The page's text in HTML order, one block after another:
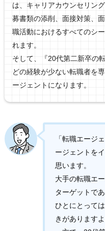
は、キャリアカウンセリン
募書類の添削、面接対策、
職活動におけるすべてのシ
れます。
そして、『20代第二新卒の
どの経験が少ない転職者を
ージェントになります。
「転職エージ
ージェントを
思います。
大手の転職エ
ターゲットで
ひとにとって
きがありますよ